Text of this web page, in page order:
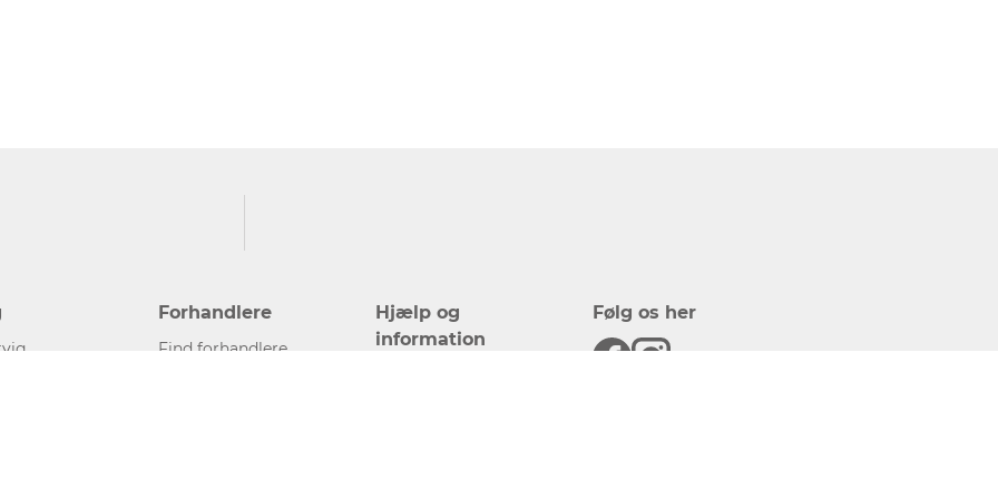
Forhandlere
Find forhandlere
Hjælp og
information
Følg os her